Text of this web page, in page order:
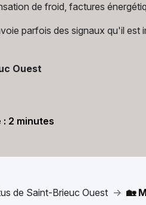
de froid, factures
parfois des signaux qu'il
Ouest
2 minutes
de Saint-Brieuc Ouest 🏡